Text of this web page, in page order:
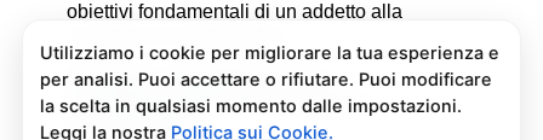
obiettivi fondamentali di un addetto alla
Pulizia e Sanificazione
Condizionatori Cosmogas
Pessinetto